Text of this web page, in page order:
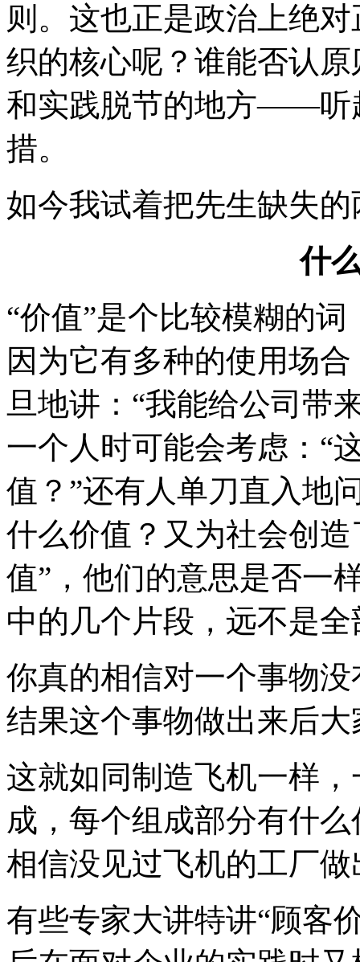
则。这也正是政治上绝
织的核心呢？谁能否认
和实践脱节的地方——听
措。
如今我试着把先生缺失
什
“价值”是个比较模糊的
因为它有多种的使用场
旦地讲：“我能给公司带
一个人时可能会考虑：“
值？”还有人单刀直入地
什么价值？又为社会创
值”，他们的意思是否一
中的几个片段，远不是全
你真的相信对一个事物
结果这个事物做出来后
这就如同制造飞机一样
成，每个组成部分有什
相信没见过飞机的工厂
有些专家大讲特讲“顾客